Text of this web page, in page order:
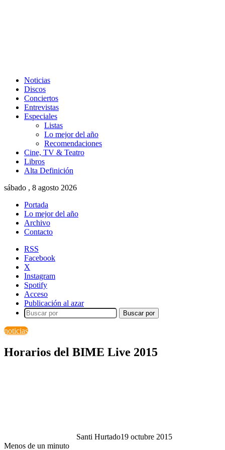
Noticias
Discos
Conciertos
Entrevistas
Especiales
Listas
Lo mejor del año
Recomendaciones
Cine, TV & Teatro
Libros
Alta Definición
sábado , 8 agosto 2026
Portada
Lo mejor del año
Archivo
Contacto
RSS
Facebook
X
Instagram
Spotify
Acceso
Publicación al azar
Buscar por
noticias
Horarios del BIME Live 2015
Santi Hurtado19 octubre 2015
Menos de un minuto